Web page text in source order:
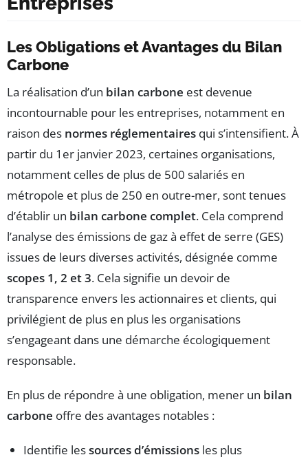
Les Obligations et Avantages du Bilan
Carbone
La réalisation d’un bilan carbone est devenue
incontournable pour les entreprises, notamment en
raison des normes réglementaires qui s’intensifient. À
partir du 1er janvier 2023, certaines organisations,
notamment celles de plus de 500 salariés en
métropole et plus de 250 en outre-mer, sont tenues
d’établir un bilan carbone complet. Cela comprend
l’analyse des émissions de gaz à effet de serre (GES)
issues de leurs diverses activités, désignée comme
scopes 1, 2 et 3. Cela signifie un devoir de
transparence envers les actionnaires et clients, qui
privilégient de plus en plus les organisations
s’engageant dans une démarche écologiquement
responsable.
En plus de répondre à une obligation, mener un bilan
carbone offre des avantages notables :
Identifie lessources d’émissions les plus